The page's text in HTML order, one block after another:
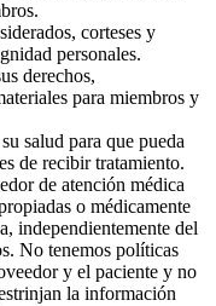
corteses y
personales.
derechos,
para miembros y
salud para que pueda
de recibir tratamiento.
de atención médica
o médicamente
independientemente del
No tenemos políticas
y el paciente y no
la información